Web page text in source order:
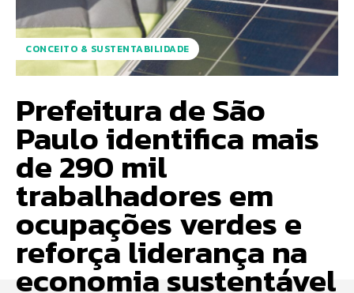
CONCEITO & SUSTENTABILIDADE
Prefeitura de São
Paulo identifica mais
de 290 mil
trabalhadores em
ocupações verdes e
reforça liderança na
economia sustentável